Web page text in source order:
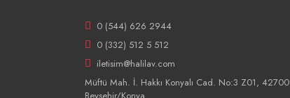
0 (544) 626 2944
0 (332) 512 5 512
iletisim@halilav.com
Müftü Mah. İ. Hakkı Konyalı Cad. No:3 Z01, 42700
Beyşehir/Konya